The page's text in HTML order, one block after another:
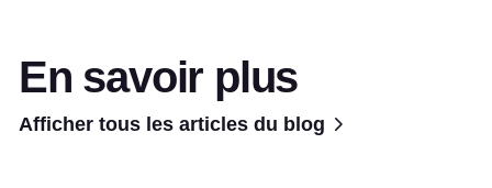
En savoir plus
Afficher tous les articles du blog